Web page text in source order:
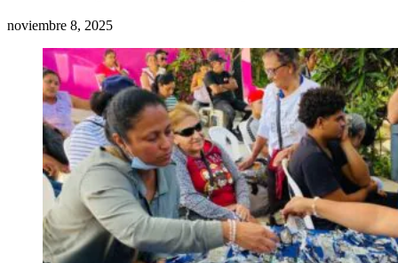
noviembre 8, 2025